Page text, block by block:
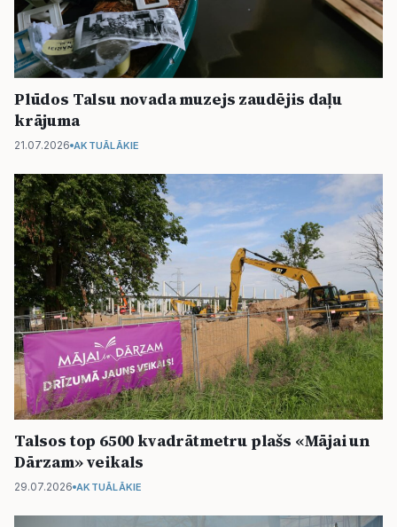
Plūdos Talsu novada muzejs zaudējis daļu
krājuma
21.07.2026 AKTUĀLĀKIE
Talsos top 6500 kvadrātmetru plašs «Mājai un
Dārzam» veikals
29.07.2026 AKTUĀLĀKIE